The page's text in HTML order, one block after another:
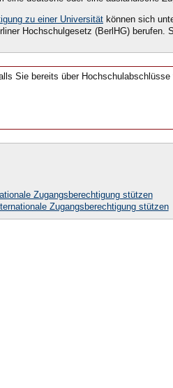
zu einer Universität können sich
Hochschulgesetz (BerlHG) berufen.
Sie bereits über
Zugangsberechtigung stützen
Zugangsberechtigung stützen